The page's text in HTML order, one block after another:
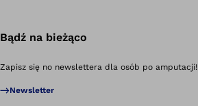
Bądź na bieżąco
Zapisz się no newslettera dla osób po amputacji!
Newsletter